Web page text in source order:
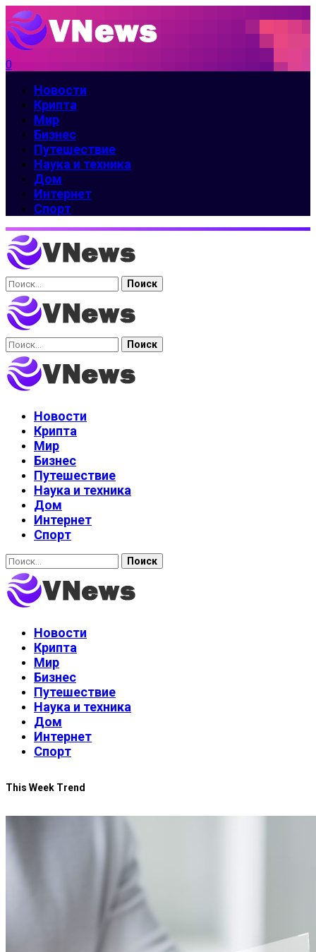
0
Новости
Крипта
Мир
Бизнес
Путешествие
Наука и техника
Дом
Интернет
Спорт
Найти:
Найти:
Новости
Крипта
Мир
Бизнес
Путешествие
Наука и техника
Дом
Интернет
Спорт
Найти:
Новости
Крипта
Мир
Бизнес
Путешествие
Наука и техника
Дом
Интернет
Спорт
This Week Trend